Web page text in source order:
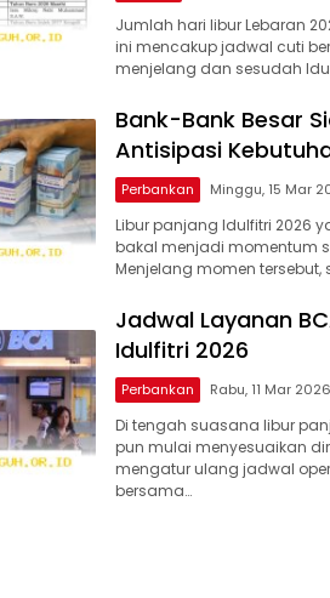
Jumlah hari libur Lebaran
ini mencakup jadwal cuti
menjelang dan sesudah
Bank-Bank Besar
Antisipasi
Perbankan
Libur panjang Idulfitri 2026
bakal menjadi momentum
Menjelang momen
Jadwal Layanan
Idulfitri 2026
Perbankan
Di tengah suasana libur
pun mulai menyesuaikan
mengatur ulang jadwal
bersama…